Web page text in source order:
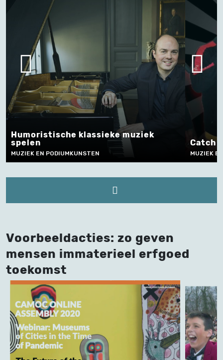
Catch in Vlaanderen
MUZIEK EN PODIUMKUNSTEN, SPORT EN SPEL MUZIEK
Voorbeeldacties: zo geven
mensen immaterieel erfgoed
toekomst